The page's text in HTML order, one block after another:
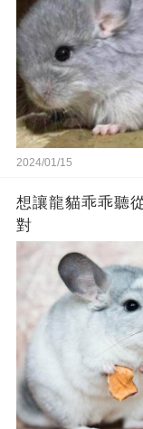
2024/01/15
想讓龍貓乖乖聽
對